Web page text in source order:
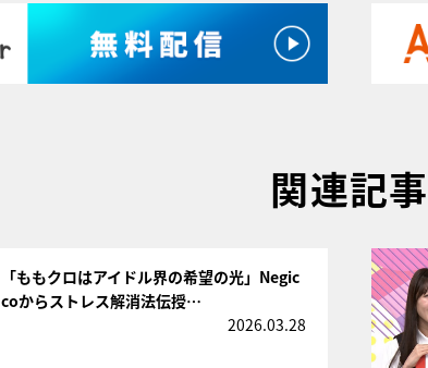
関連記事
「ももクロはアイドル界の希望の光」Negic
coからストレス解消法伝授…
2026.03.28